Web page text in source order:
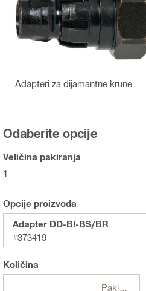
Adapteri za dijamantne krune
Odaberite opcije
Veličina pakiranja
1
Opcije proizvoda
Adapter DD-BI-BS/BR
#373419
Količina